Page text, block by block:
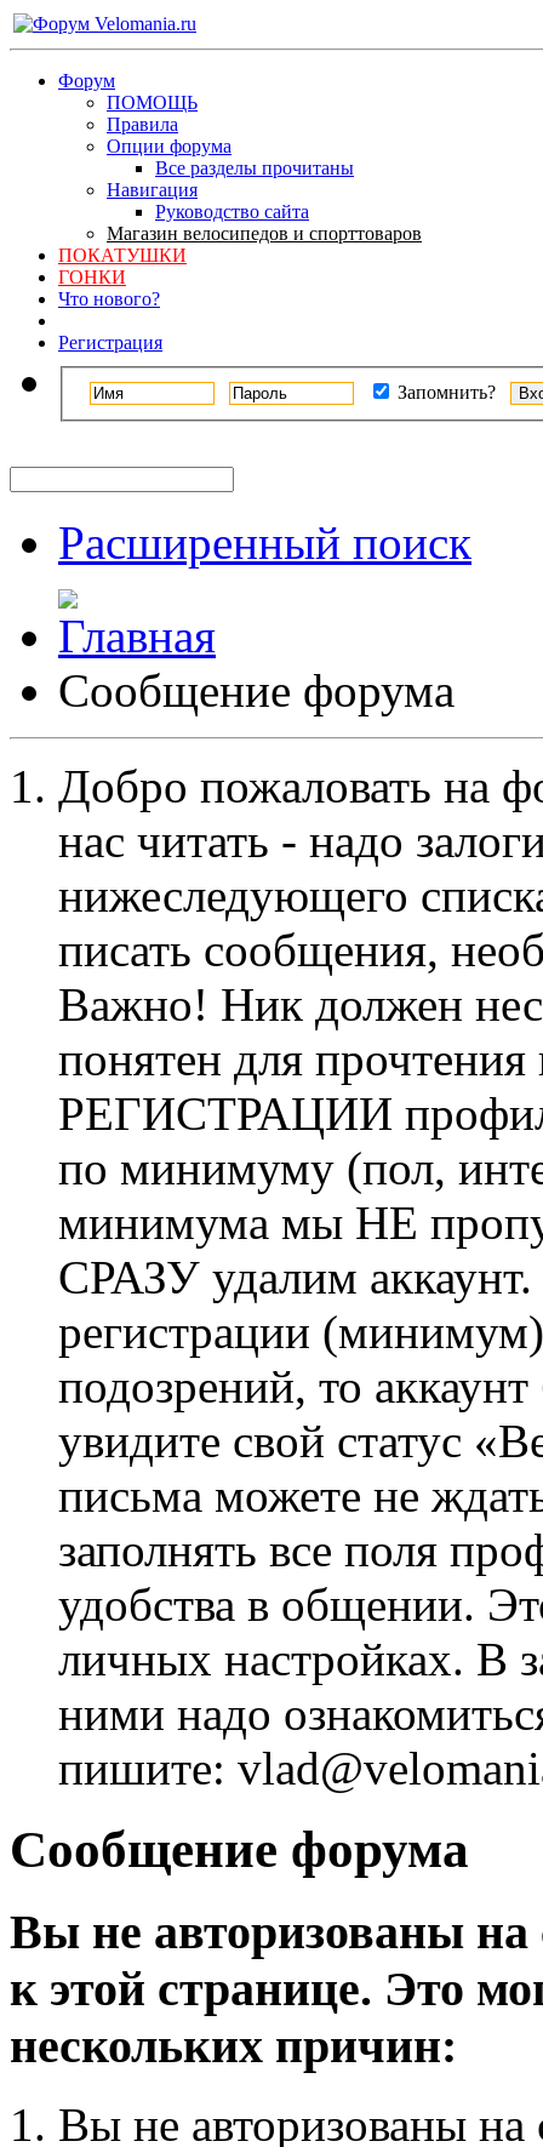
Форум
ПОМОЩЬ
Правила
Опции форума
Все разделы прочитаны
Навигация
Руководство сайта
Магазин велосипедов и спорттоваров
ПОКАТУШКИ
ГОНКИ
Что нового?
Регистрация
Запомнить?
Расширенный поиск
Сообщение форума
Добро пожаловать на
нас читать - надо
нижеследующего
писать сообщения,
Важно! Ник должен
понятен для
РЕГИСТРАЦИИ профиль
по минимуму (пол,
минимума мы НЕ
СРАЗУ удалим
регистрации
подозрений, то
увидите свой статус
письма можете не
заполнять все поля
удобства в общении.
личных настройках. В
ними надо
пишите:
Сообщение форума
Вы не авторизованы на
к этой странице. Это
нескольких причин:
Вы не авторизованы на